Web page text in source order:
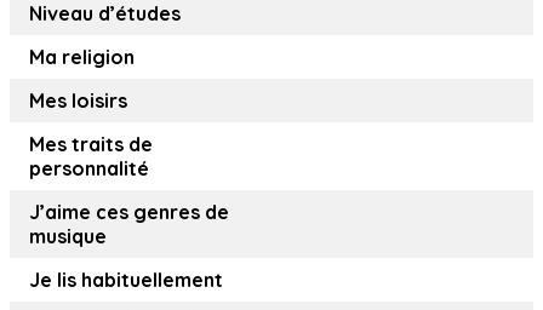
Niveau d’études
Ma religion
Mes loisirs
Mes traits de
personnalité
J’aime ces genres de
musique
Je lis habituellement